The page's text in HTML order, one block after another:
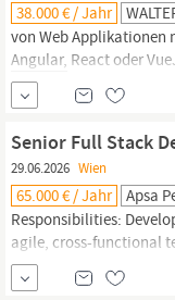
38.000 € / Jahr
von Web Applikationen
Angular, React oder
Data Science Team, um
vorwiegend auf Python
digitales Produkt zu
Senior Full Stack
29.06.2026 Wien
65.000 € / Jahr Apsa
Responsibilities:
agile, cross-functional
interests Design and
frontend applications